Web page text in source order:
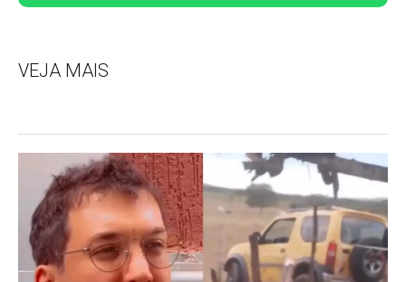
VEJA MAIS